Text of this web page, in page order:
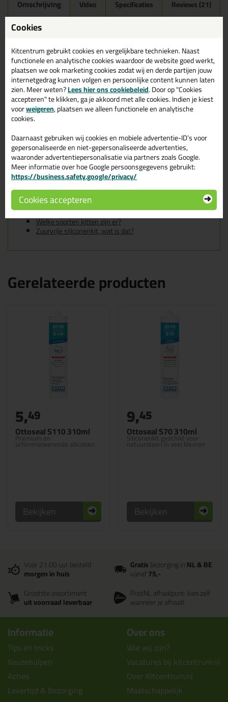
Omschrijving Video Specificaties Reviews (21)
Ottoseal S100 300ml in
Zijdegrijs C77
Zoek je kit in een specifieke kleur? Gevonden! Deze sanitairkit
Ottoseal S100 300ml in de kleur Zijdegrijs C77 is te gebruiken
voor verschillende toepassingen. Een duurzame en veelzijdige kit
welke makkelijk te verwerken is. Perfect als je een bijpassende
kleur zoekt met gegarandeerd een topresultaat. Bestel de
Ottoseal S100 300ml in kleur Zijdegrijs C77 vandaag nog! Op
voorraad en op werkdagen besteld = morgen in huis.
Wil je meer weten over de toepassing en kenmerken van dit
product?Lees alles over dit product >
Tips & tricks voor Ottoseal S100
300ml
In de volgende blogs wordt dit product gebruikt:
De badkamer kitten? Lees hier hoe!
Welke Otto primer heb ik nodig?
Welke soorten kitten zijn er?
Zuurvrije siliconenkit, wat is dat?
Gerelateerde producten
Ottoseal S110 310ml
Premium en
schimmelwerende siliconen
5,49
Bekijken
Ottoseal S70 310ml
Siliconenkit geschikt voor
natuursteen in veel kleuren
9,45
Bekijken
Voor 21:00 uur besteld
morgen in huis
Gratisbezorging inNL & BE
vanaf75,-
Grootste assortiment
uit voorraad leverbaar
PostNL afhaalpunt: kies zelf
wanneer je afhaalt
Informatie
Tips en tricks
Keuzehulpen
Acties
Levertijd & Bezorging
Over ons
Wie wij zijn?
Vacatures bij kitcentrum.nl
Over Kitcentrum.nl
Maatschappelijk
Cookies
Kitcentrum gebruikt cookies en vergelijkbare technieken. Naast
functionele en analytische cookies waardoor de website goed werkt,
plaatsen we ook marketing cookies zodat wij en derde partijen jouw
internetgedrag kunnen volgen en persoonlijke content kunnen laten
zien. Meer weten?Lees hier ons cookiebeleid. Door op "Cookies
accepteren" te klikken, ga je akkoord met alle cookies. Indien je kiest
voorweigeren, plaatsen we alleen functionele en analytische
cookies.
Daarnaast gebruiken wij cookies en mobiele advertentie-ID’s voor
gepersonaliseerde en niet-gepersonaliseerde advertenties,
waaronder advertentiepersonalisatie via partners zoals Google.
Meer informatie over hoe Google persoonsgegevens gebruikt:
https://business.safety.google/privacy/
Cookies accepteren